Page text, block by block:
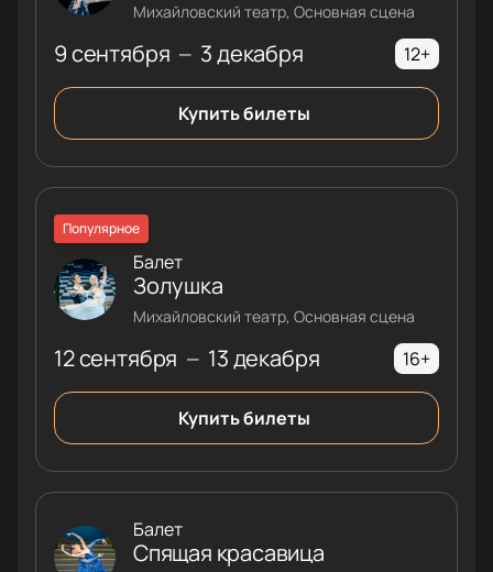
9 сентября — 3 декабря
Михайловский театр, Основная сцена
12+
Купить билеты
Популярное
12 сентября — 13 декабря
Балет
Золушка
Михайловский театр, Основная сцена
16+
Купить билеты
Балет
Спящая красавица